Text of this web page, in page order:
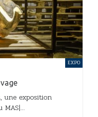
une exposition
EXPO